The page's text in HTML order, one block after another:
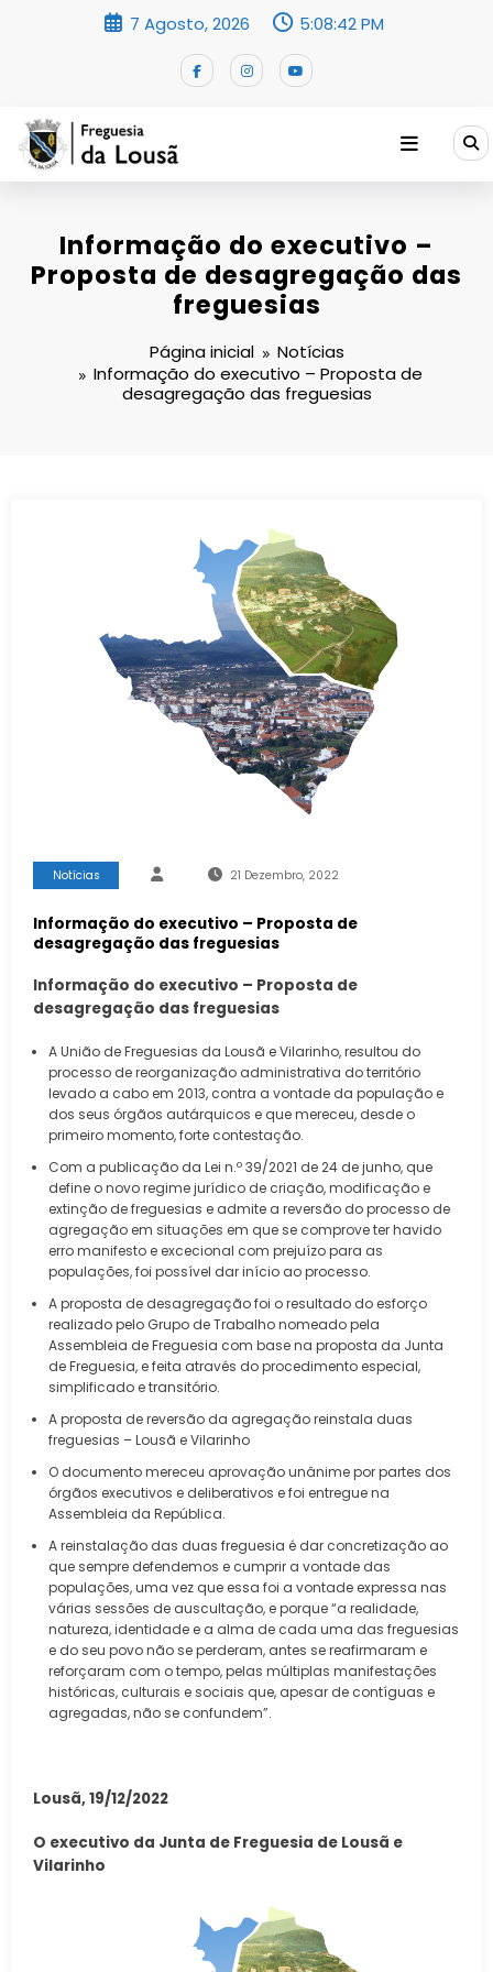
7 Agosto, 2026 5:08:42 PM
Informação do executivo –
Proposta de desagregação das
freguesias
Página inicial
Notícias
Informação do executivo – Proposta de
desagregação das freguesias
Notícias 21 Dezembro, 2022
Informação do executivo – Proposta de
desagregação das freguesias
Informação do executivo – Proposta de
desagregação das freguesias
A União de Freguesias da Lousã e Vilarinho, resultou do
processo de reorganização administrativa do território
levado a cabo em 2013, contra a vontade da população e
dos seus órgãos autárquicos e que mereceu, desde o
primeiro momento, forte contestação.
Com a publicação da Lei n.º 39/2021 de 24 de junho, que
define o novo regime jurídico de criação, modificação e
extinção de freguesias e admite a reversão do processo de
agregação em situações em que se comprove ter havido
erro manifesto e excecional com prejuízo para as
populações, foi possível dar início ao processo.
A proposta de desagregação foi o resultado do esforço
realizado pelo Grupo de Trabalho nomeado pela
Assembleia de Freguesia com base na proposta da Junta
de Freguesia, e feita através do procedimento especial,
simplificado e transitório.
A proposta de reversão da agregação reinstala duas
freguesias – Lousã e Vilarinho
O documento mereceu aprovação unânime por partes dos
órgãos executivos e deliberativos e foi entregue na
Assembleia da República.
A reinstalação das duas freguesia é dar concretização ao
que sempre defendemos e cumprir a vontade das
populações, uma vez que essa foi a vontade expressa nas
várias sessões de auscultação, e porque “a realidade,
natureza, identidade e a alma de cada uma das freguesias
e do seu povo não se perderam, antes se reafirmaram e
reforçaram com o tempo, pelas múltiplas manifestações
históricas, culturais e sociais que, apesar de contíguas e
agregadas, não se confundem”.
Lousã, 19/12/2022
O executivo da Junta de Freguesia de Lousã e
Vilarinho